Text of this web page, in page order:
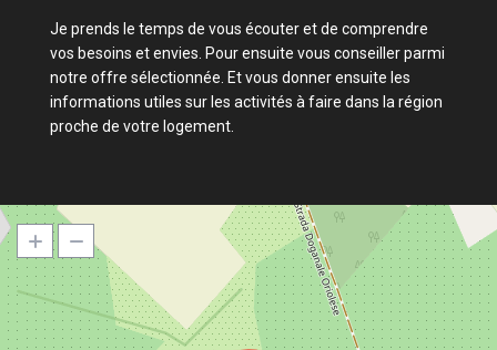
Je prends le temps de vous écouter et de comprendre
vos besoins et envies. Pour ensuite vous conseiller parmi
notre offre sélectionnée. Et vous donner ensuite les
informations utiles sur les activités à faire dans la région
proche de votre logement.